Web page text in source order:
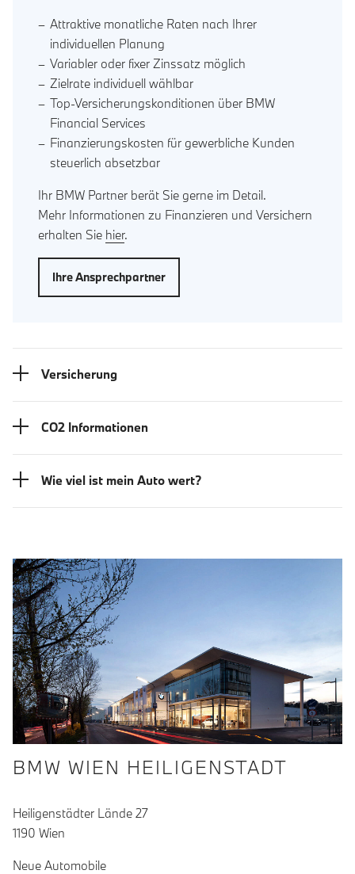
Attraktive monatliche Raten nach Ihrer
individuellen Planung
Variabler oder fixer Zinssatz möglich
Zielrate individuell wählbar
Top-Versicherungskonditionen über BMW
Financial Services
Finanzierungskosten für gewerbliche Kunden
steuerlich absetzbar
Ihr BMW Partner berät Sie gerne im Detail.
Mehr Informationen zu Finanzieren und Versichern
erhalten Sie hier.
Ihre Ansprechpartner
Versicherung
CO2 Informationen
Wie viel ist mein Auto wert?
BMW WIEN HEILIGENSTADT
Heiligenstädter Lände 27
1190 Wien
Neue Automobile